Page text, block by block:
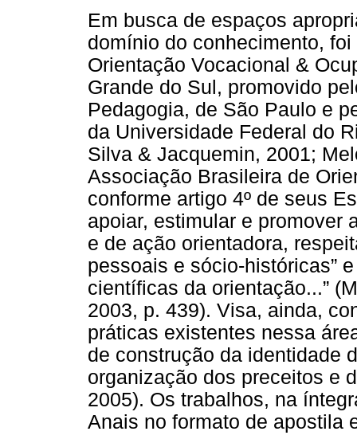
Em busca de espaços
domínio do conhecimento,
Orientação Vocacional &
Grande do Sul, promovido
Pedagogia, de São Paulo e
da Universidade Federal do
Silva & Jacquemin, 2001;
Associação Brasileira de
conforme artigo 4º de seus
apoiar, estimular e promover
e de ação orientadora,
pessoais e sócio-históricas”
científicas da orientação...”
2003, p. 439). Visa, ainda,
práticas existentes nessa
de construção da identidade
organização dos preceitos e
2005). Os trabalhos, na
Anais no formato de apostila